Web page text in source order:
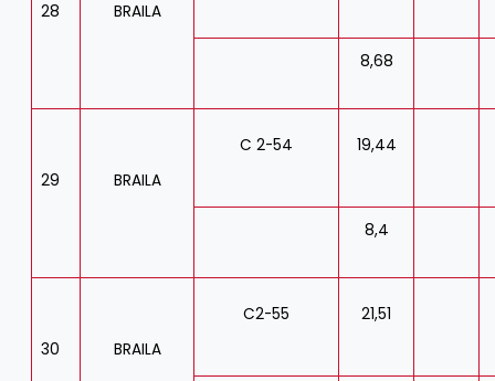
28 BRAILA
8,68
29 BRAILA
C 2-54 19,44
8,4
30 BRAILA
C2-55 21,51